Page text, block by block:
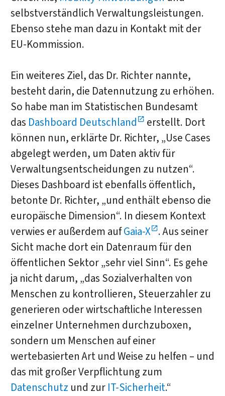
selbstverständlich Verwaltungsleistungen.
Ebenso stehe man dazu in Kontakt mit der
EU-Kommission.
Ein weiteres Ziel, das Dr. Richter nannte,
besteht darin, die Datennutzung zu erhöhen.
So habe man im Statistischen Bundesamt
das Dashboard Deutschland
erstellt. Dort
können nun, erklärte Dr. Richter, „Use Cases
abgelegt werden, um Daten aktiv für
Verwaltungsentscheidungen zu nutzen“.
Dieses Dashboard ist ebenfalls öffentlich,
betonte Dr. Richter, „und enthält ebenso die
europäische Dimension“. In diesem Kontext
verwies er außerdem aufGaia-X . Aus seiner
Sicht mache dort ein Datenraum für den
öffentlichen Sektor „sehr viel Sinn“. Es gehe
ja nicht darum, „das Sozialverhalten von
Menschen zu kontrollieren, Steuerzahler zu
generieren oder wirtschaftliche Interessen
einzelner Unternehmen durchzuboxen,
sondern um Menschen auf einer
wertebasierten Art und Weise zu helfen – und
das mit großer Verpflichtung zum
Datenschutz und zur IT-Sicherheit.“